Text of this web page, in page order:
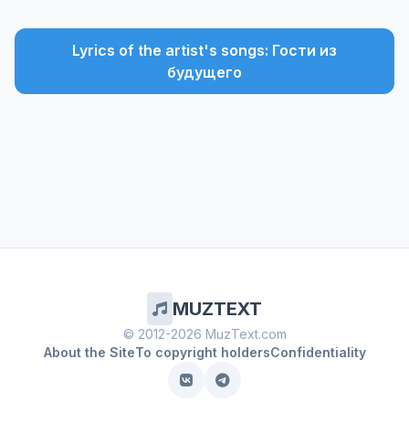
Lyrics of the artist's songs: Гости из
будущего
MUZTEXT
© 2012-2026 MuzText.com
About the SiteTo copyright holdersConfidentiality